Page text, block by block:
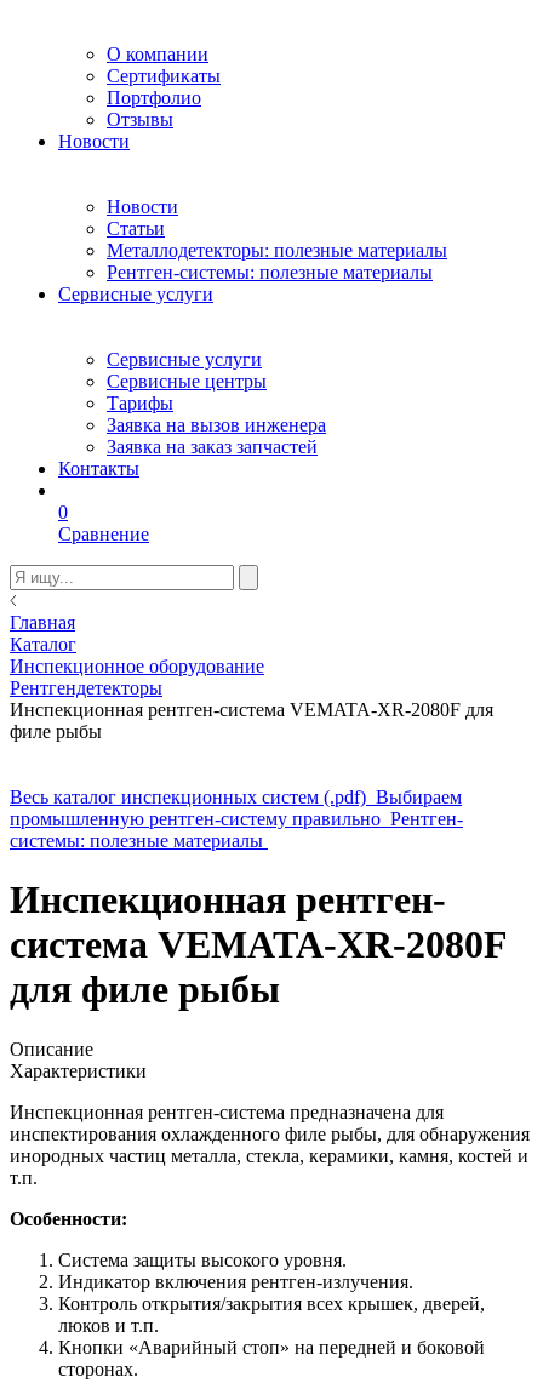
О компании
Сертификаты
Портфолио
Отзывы
Новости
Новости
Статьи
Металлодетекторы: полезные материалы
Рентген-системы: полезные материалы
Сервисные услуги
Сервисные услуги
Сервисные центры
Тарифы
Заявка на вызов инженера
Заявка на заказ запчастей
Контакты
0
Сравнение
Главная
Каталог
Инспекционное оборудование
Рентгендетекторы
Инспекционная рентген-система VEMATA-XR-2080F для
филе рыбы
Весь каталог инспекционных систем (.pdf) Выбираем
промышленную рентген-систему правильно Рентген-
системы: полезные материалы
Инспекционная рентген-
система VEMATA-XR-2080F
для филе рыбы
Описание
Характеристики
Инспекционная рентген-система предназначена для
инспектирования охлажденного филе рыбы, для обнаружения
инородных частиц металла, стекла, керамики, камня, костей и
т.п.
Особенности:
Система защиты высокого уровня.
Индикатор включения рентген-излучения.
Контроль открытия/закрытия всех крышек, дверей,
люков и т.п.
Кнопки «Аварийный стоп» на передней и боковой
сторонах.